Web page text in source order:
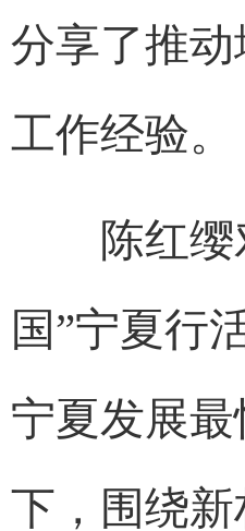
分享了推
工作经验。
陈红缨对
国”宁夏行
宁夏发展
下，围绕